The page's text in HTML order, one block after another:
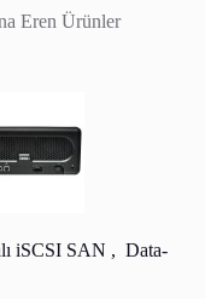
Eren Ürünler
iSCSI SAN , Data-